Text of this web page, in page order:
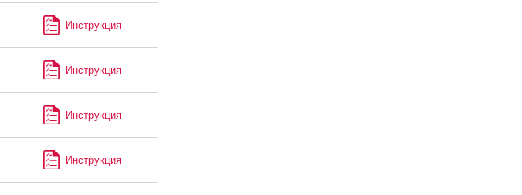
Инструкция
Инструкция
Инструкция
Инструкция